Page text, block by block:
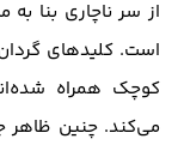
از سر ناچاری بنا به
است. کلیدهای
کوچک همراه
می‌کند. چنین ظاهر